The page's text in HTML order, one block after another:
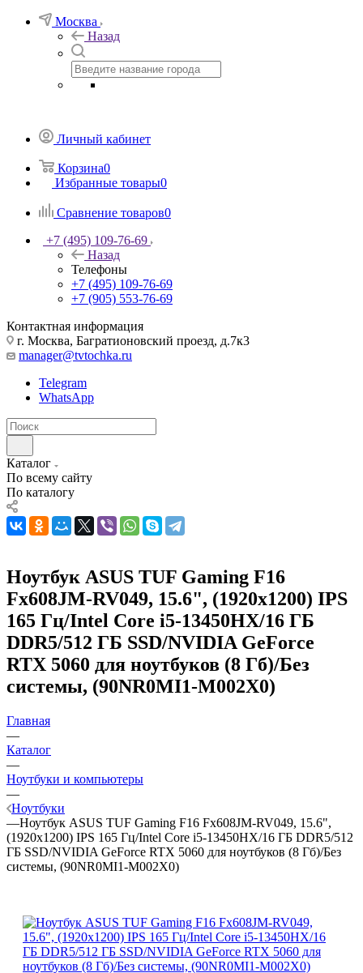
Москва
Назад
Личный кабинет
Корзина0
Избранные товары0
Сравнение товаров0
+7 (495) 109-76-69
Назад
Телефоны
+7 (495) 109-76-69
+7 (905) 553-76-69
Контактная информация
г. Москва, Багратионовский проезд, д.7к3
manager@tvtochka.ru
Telegram
WhatsApp
Каталог
По всему сайту
По каталогу
Ноутбук ASUS TUF Gaming F16
Fx608JM-RV049, 15.6", (1920x1200) IPS
165 Гц/Intel Core i5-13450HX/16 ГБ
DDR5/512 ГБ SSD/NVIDIA GeForce
RTX 5060 для ноутбуков (8 Гб)/Без
системы, (90NR0MI1-M002X0)
Главная
—
Каталог
—
Ноутбуки и компьютеры
—
Ноутбуки
—Ноутбук ASUS TUF Gaming F16 Fx608JM-RV049, 15.6",
(1920x1200) IPS 165 Гц/Intel Core i5-13450HX/16 ГБ DDR5/512
ГБ SSD/NVIDIA GeForce RTX 5060 для ноутбуков (8 Гб)/Без
системы, (90NR0MI1-M002X0)